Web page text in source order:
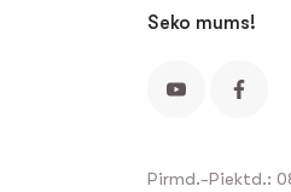
Seko mums!
Pirmd.-Piektd.: